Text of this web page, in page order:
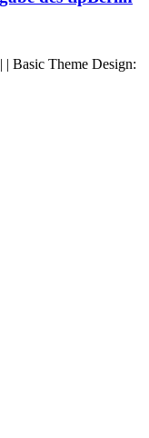
| | Basic Theme Design: